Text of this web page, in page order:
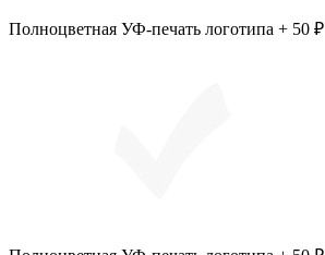
Полноцветная УФ-печать логотипа + 50 ₽